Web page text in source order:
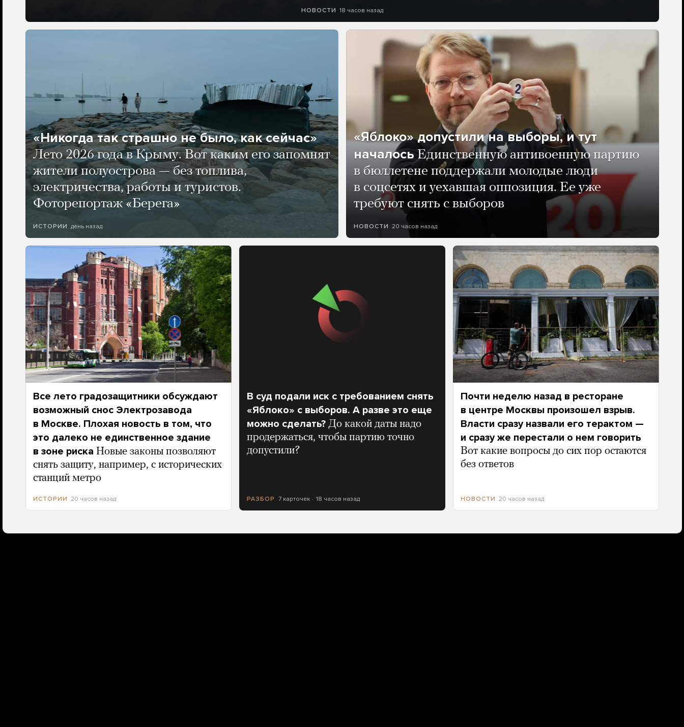
НОВОСТИ 18 часов назад
«Никогда так страшно не было, как сейчас»
Лето 2026 года в Крыму. Вот каким его запомнят
жители полуострова — без топлива,
электричества, работы и туристов.
Фоторепортаж «Берега»
ИСТОРИИ день назад
«Яблоко» допустили на выборы, и тут
началось Единственную антивоенную партию
в бюллетене поддержали молодые люди
в соцсетях и уехавшая оппозиция. Ее уже
требуют снять с выборов
НОВОСТИ 20 часов назад
Все лето градозащитники обсуждают
возможный снос Электрозавода
в Москве. Плохая новость в том, что
это далеко не единственное здание
в зоне риска Новые законы позволяют
снять защиту, например, с исторических
станций метро
ИСТОРИИ 20 часов назад
В суд подали иск с требованием снять
«Яблоко» с выборов. А разве это еще
можно сделать? До какой даты надо
продержаться, чтобы партию точно
допустили?
РАЗБОР 7 карточек 18 часов назад
Почти неделю назад в ресторане
в центре Москвы произошел взрыв.
Власти сразу назвали его терактом —
и сразу же перестали о нем говорить
Вот какие вопросы до сих пор остаются
без ответов
НОВОСТИ 20 часов назад